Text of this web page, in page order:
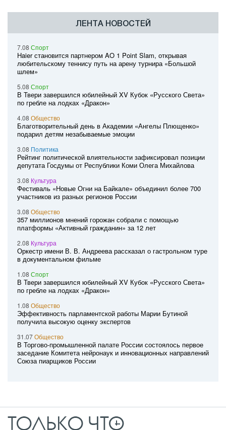
ЛЕНТА НОВОСТЕЙ
7.08 Спорт
Haier становится партнером AO 1 Point Slam, открывая
любительскому теннису путь на арену турнира «Большой
шлем»
5.08 Спорт
В Твери завершился юбилейный XV Кубок «Русского Света»
по гребле на лодках «Дракон»
4.08 Общество
Благотворительный день в Академии «Ангелы Плющенко»
подарил детям незабываемые эмоции
3.08 Политика
Рейтинг политической влиятельности зафиксировал позиции
депутата Госдумы от Республики Коми Олега Михайлова
3.08 Культура
Фестиваль «Новые Огни на Байкале» объединил более 700
участников из разных регионов России
3.08 Общество
357 миллионов мнений горожан собрали с помощью
платформы «Активный гражданин» за 12 лет
2.08 Культура
Оркестр имени В. В. Андреева рассказал о гастрольном туре
в документальном фильме
1.08 Спорт
В Твери завершился юбилейный XV Кубок «Русского Света»
по гребле на лодках «Дракон»
1.08 Общество
Эффективность парламентской работы Марии Бутиной
получила высокую оценку экспертов
31.07Общество
В Торгово-промышленной палате России состоялось первое
заседание Комитета нейронаук и инновационных направлений
Союза пиарщиков России